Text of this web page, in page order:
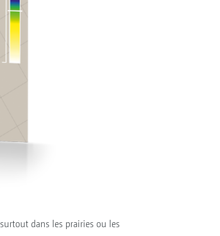
dans les prairies ou les